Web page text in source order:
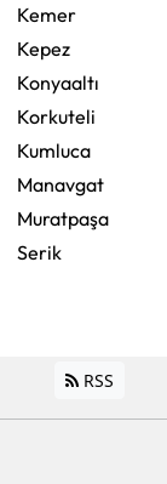
Kemer
Kepez
Konyaaltı
Korkuteli
Kumluca
Manavgat
Muratpaşa
Serik
RSS